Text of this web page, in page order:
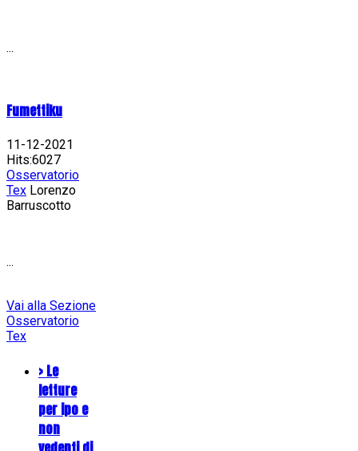
...
Fumettiku
11-12-2021
Hits:6027
Osservatorio
Tex Lorenzo
Barruscotto
...
Vai alla Sezione
Osservatorio
Tex
> Le
letture
per ipo e
non